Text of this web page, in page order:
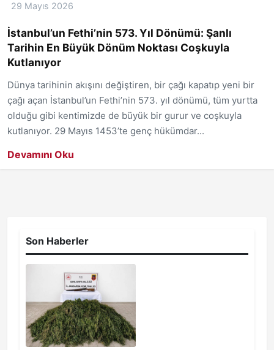
29 Mayıs 2026
İstanbul’un Fethi’nin 573. Yıl Dönümü: Şanlı
Tarihin En Büyük Dönüm Noktası Coşkuyla
Kutlanıyor
Dünya tarihinin akışını değiştiren, bir çağı kapatıp yeni bir
çağı açan İstanbul’un Fethi’nin 573. yıl dönümü, tüm yurtta
olduğu gibi kentimizde de büyük bir gurur ve coşkuyla
kutlanıyor. 29 Mayıs 1453’te genç hükümdar...
Devamını Oku
Son Haberler